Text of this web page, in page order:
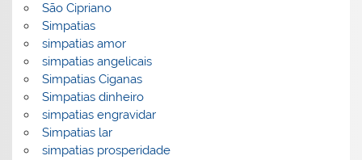
São Cipriano
Simpatias
simpatias amor
simpatias angelicais
Simpatias Ciganas
Simpatias dinheiro
simpatias engravidar
Simpatias lar
simpatias prosperidade